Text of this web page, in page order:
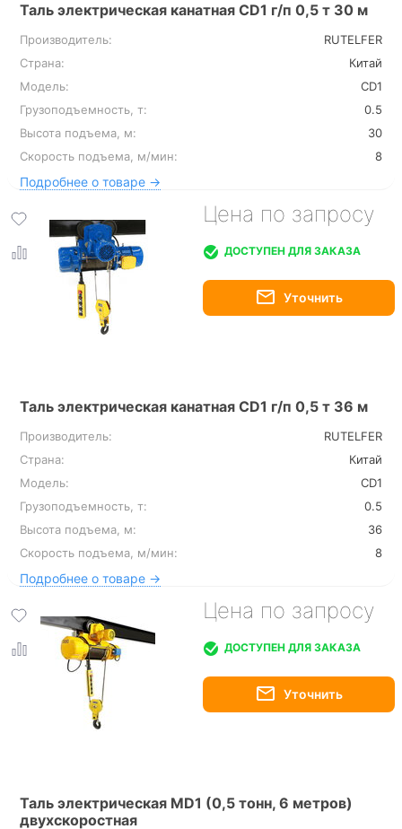
Таль электрическая канатная CD1 г/п 0,5 т 30 м
Производитель:
RUTELFER
Страна:
Китай
Модель:
CD1
Грузоподъемность, т:
0.5
Высота подъема, м:
30
Скорость подъема, м/мин:
8
Подробнее о товаре →
Таль электрическая канатная CD1 г/п 0,5 т 36 м
Производитель:
RUTELFER
Страна:
Китай
Модель:
CD1
Грузоподъемность, т:
0.5
Высота подъема, м:
36
Скорость подъема, м/мин:
8
Подробнее о товаре →
Цена по запросу
ДОСТУПЕН ДЛЯ ЗАКАЗА
Таль электрическая MD1 (0,5 тонн, 6 метров)
двухскоростная
Цена по запросу
ДОСТУПЕН ДЛЯ ЗАКАЗА